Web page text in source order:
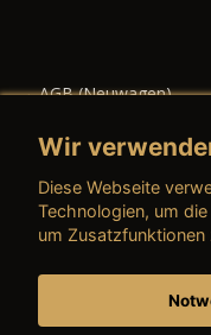
→ AGB (Neuwagen)
→ AGB (Gebrauchtwagen)
→ AGB (Teile &
→ AGB (Dienstleistungen)
Wir
Diese Webseite
Technologien, um
um Zusatzfunktionen